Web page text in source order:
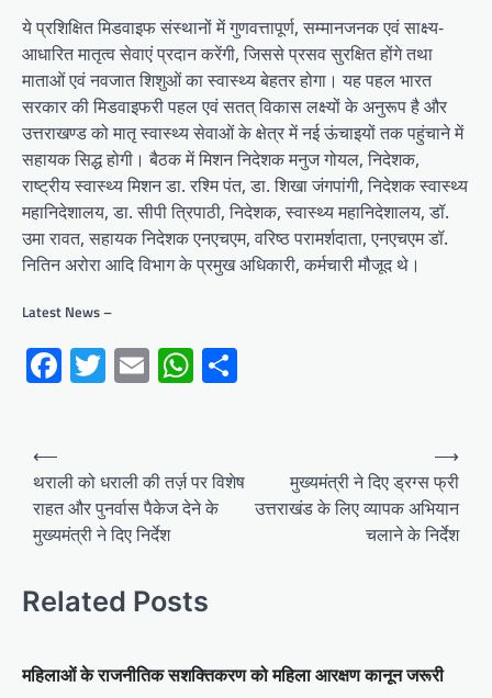
ये प्रशिक्षित मिडवाइफ संस्थानों में गुणवत्तापूर्ण, सम्मानजनक एवं साक्ष्य-
आधारित मातृत्व सेवाएं प्रदान करेंगी, जिससे प्रसव सुरक्षित होंगे तथा
माताओं एवं नवजात शिशुओं का स्वास्थ्य बेहतर होगा। यह पहल भारत
सरकार की मिडवाइफरी पहल एवं सतत् विकास लक्ष्यों के अनुरूप है और
उत्तराखण्ड को मातृ स्वास्थ्य सेवाओं के क्षेत्र में नई ऊंचाइयों तक पहुंचाने में
सहायक सिद्ध होगी। बैठक में मिशन निदेशक मनुज गोयल, निदेशक,
राष्ट्रीय स्वास्थ्य मिशन डा. रश्मि पंत, डा. शिखा जंगपांगी, निदेशक स्वास्थ्य
महानिदेशालय, डा. सीपी त्रिपाठी, निदेशक, स्वास्थ्य महानिदेशालय, डॉ.
उमा रावत, सहायक निदेशक एनएचएम, वरिष्ठ परामर्शदाता, एनएचएम डॉ.
नितिन अरोरा आदि विभाग के प्रमुख अधिकारी, कर्मचारी मौजूद थे।
Latest News –
Facebook
Twitter
EmailWhatsApp
Post
navigation
⟵
थराली को धराली की तर्ज़ पर विशेष
राहत और पुनर्वास पैकेज देने के
मुख्यमंत्री ने दिए निर्देश
मुख्यमंत्री ने दिए ड्रग्स फ्री
उत्तराखंड के लिए व्यापक अभियान
चलाने के निर्देश
⟶
Related Posts
महिलाओं के राजनीतिक सशक्तिकरण को महिला आरक्षण कानून जरूरी